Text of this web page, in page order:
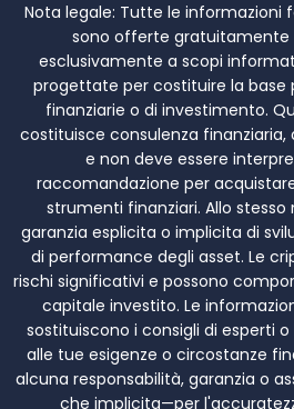
Nota legale: Tutte le informazioni
sono offerte gratuitamente
esclusivamente a scopi
progettate per costituire la base
finanziarie o di investimento.
costituisce consulenza
e non deve essere
raccomandazione per
strumenti finanziari. Allo
garanzia esplicita o implicita di
di performance degli asset. Le
rischi significativi e possono
capitale investito. Le
sostituiscono i consigli di esperti
alle tue esigenze o circostanze
alcuna responsabilità, garanzia o
che implicita—per